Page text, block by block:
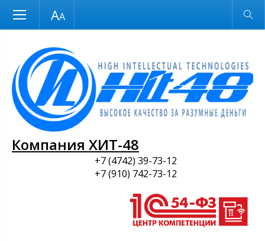
Размер шрифта Обычная версия
Компания ХИТ-48
+7 (4742) 39-73-12
+7 (910) 742-73-12